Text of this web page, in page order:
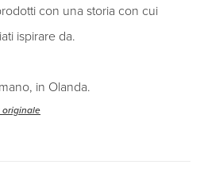
con una storia con cui
ispirare da.
in Olanda.
originale